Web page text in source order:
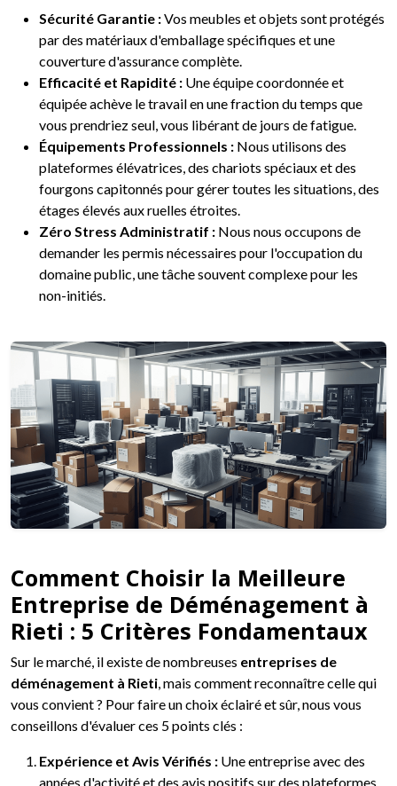
Sécurité Garantie :Vos meubles et objets sont protégés
par des matériaux d'emballage spécifiques et une
couverture d'assurance complète.
Efficacité et Rapidité : Une équipe coordonnée et
équipée achève le travail en une fraction du temps que
vous prendriez seul, vous libérant de jours de fatigue.
Équipements Professionnels : Nous utilisons des
plateformes élévatrices, des chariots spéciaux et des
fourgons capitonnés pour gérer toutes les situations, des
étages élevés aux ruelles étroites.
Zéro Stress Administratif : Nous nous occupons de
demander les permis nécessaires pour l'occupation du
domaine public, une tâche souvent complexe pour les
non-initiés.
Comment Choisir la Meilleure
Entreprise de Déménagement à
Rieti : 5 Critères Fondamentaux
Sur le marché, il existe de nombreuses entreprises de
déménagement à Rieti , mais comment reconnaître celle qui
vous convient ? Pour faire un choix éclairé et sûr, nous vous
conseillons d'évaluer ces 5 points clés :
Expérience et Avis Vérifiés : Une entreprise avec des
années d'activité et des avis positifs sur des plateformes